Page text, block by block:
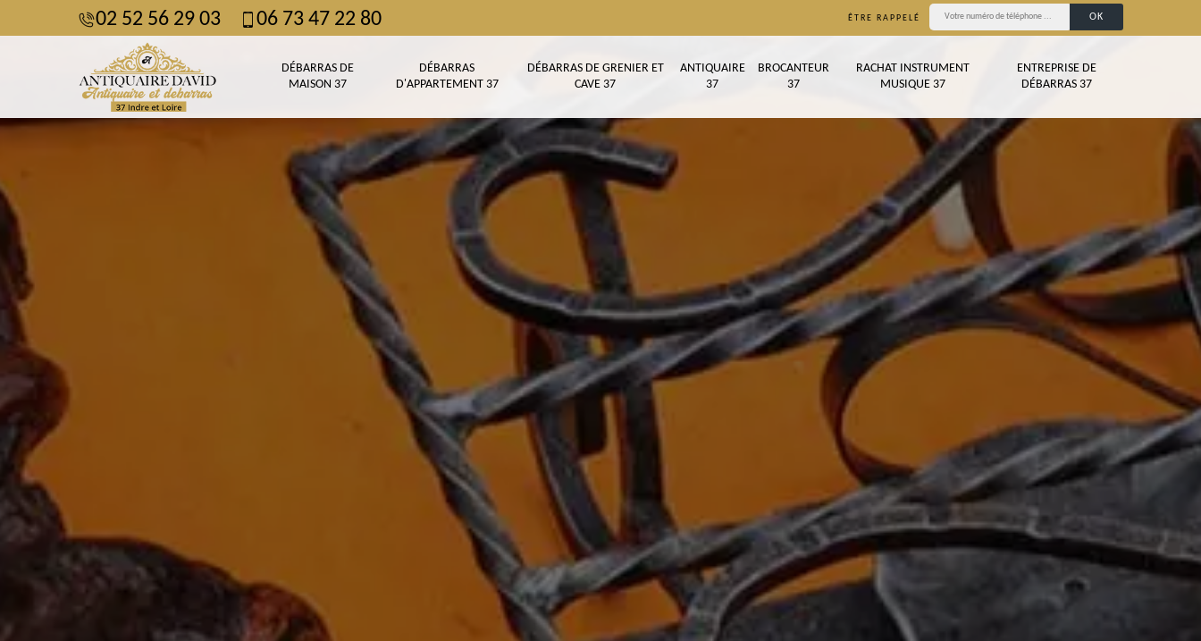
02 52 56 29 03 06 73 47 22 80 ÊTRE RAPPELÉ
DÉBARRAS DE
MAISON 37
DÉBARRAS
D'APPARTEMENT 37
DÉBARRAS DE GRENIER ET
CAVE 37
ANTIQUAIRE
37
BROCANTEUR
37
RACHAT INSTRUMENT
MUSIQUE 37
ENTREPRISE DE
DÉBARRAS 37